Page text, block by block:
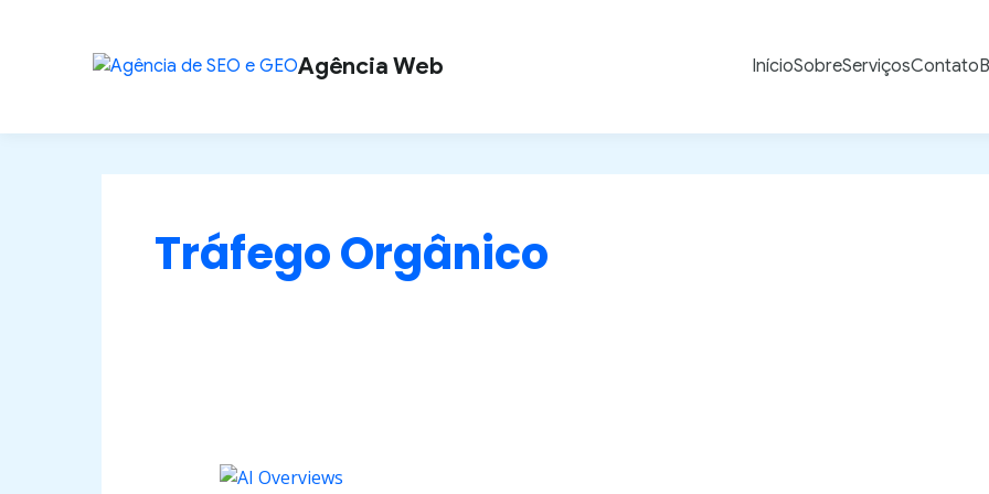
Agência Web InícioSobreServiçosContato
Tráfego Orgânico
AI
post